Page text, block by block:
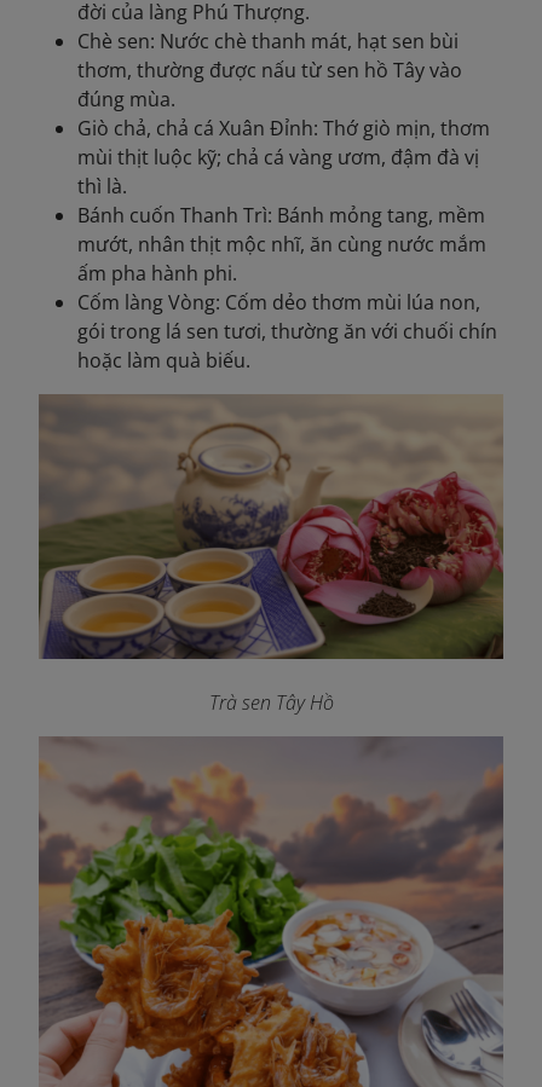
đời của làng Phú Thượng.
Chè sen: Nước chè thanh mát, hạt sen bùi
thơm, thường được nấu từ sen hồ Tây vào
đúng mùa.
Giò chả, chả cá Xuân Đỉnh: Thớ giò mịn, thơm
mùi thịt luộc kỹ; chả cá vàng ươm, đậm đà vị
thì là.
Bánh cuốn Thanh Trì: Bánh mỏng tang, mềm
mướt, nhân thịt mộc nhĩ, ăn cùng nước mắm
ấm pha hành phi.
Cốm làng Vòng: Cốm dẻo thơm mùi lúa non,
gói trong lá sen tươi, thường ăn với chuối chín
hoặc làm quà biếu.
Trà sen Tây Hồ